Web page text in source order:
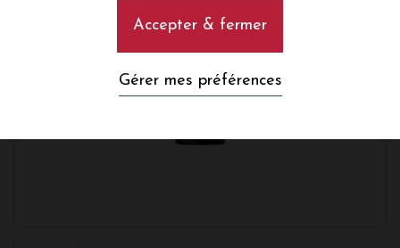
Accepter & fermer
Gérer mes préférences